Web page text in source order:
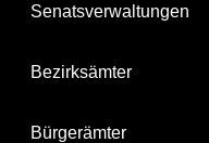
Senatsverwaltungen
Bezirksämter
Bürgerämter